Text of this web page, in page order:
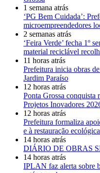
1 semana atrás
‘PG Bem Cuidada’:
microempreendedores
2 semanas atrás
‘Feira Verde’ fecha 1º
material reciclável
11 horas atrás
Prefeitura inicia obras
Jardim Paraíso
12 horas atrás
Ponta Grossa conquista
Projetos Inovadores
12 horas atrás
Prefeitura formaliza
e à restauração
14 horas atrás
DIÁRIO DE OBRAS
14 horas atrás
IPLAN faz alerta sobre